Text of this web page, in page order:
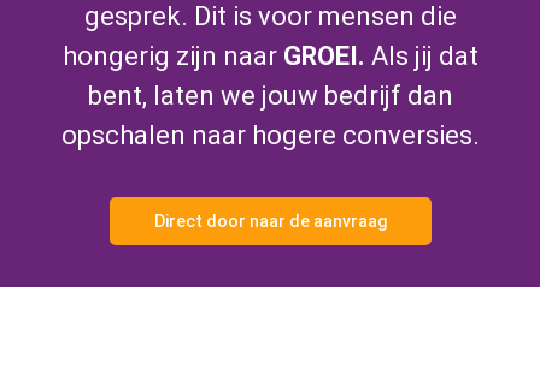
gesprek. Dit is voor mensen die
hongerig zijn naar GROEI. Als jij dat
bent, laten we jouw bedrijf dan
opschalen naar hogere conversies.
Direct door naar de aanvraag